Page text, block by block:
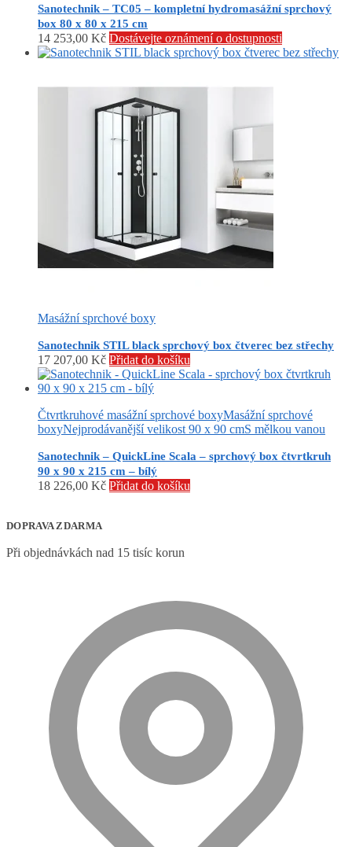
Sanotechnik – TC05 – kompletní hydromasážní sprchový
box 80 x 80 x 215 cm
14 253,00 Kč Dostávejte oznámení o dostupnosti
Masážní sprchové boxy
Sanotechnik STIL black sprchový box čtverec bez střechy
17 207,00 Kč Přidat do košíku
Čtvrtkruhové masážní sprchové boxyMasážní sprchové
boxyNejprodávanější velikost 90 x 90 cmS mělkou vanou
Sanotechnik – QuickLine Scala – sprchový box čtvrtkruh
90 x 90 x 215 cm – bílý
18 226,00 Kč Přidat do košíku
DOPRAVA ZDARMA
Při objednávkách nad 15 tisíc korun